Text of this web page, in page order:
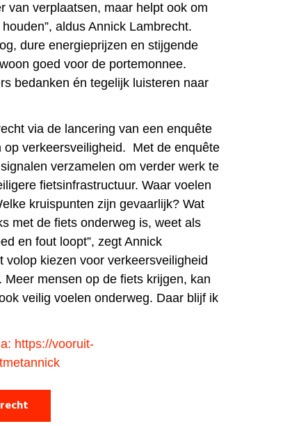
van verplaatsen, maar helpt ook om
aldus Annick Lambrecht.
dure energieprijzen en stijgende
goed voor de portemonnee.
bedanken én tegelijk luisteren naar
via de lancering van een enquête
op verkeersveiligheid. Met de enquête
verzamelen om verder werk te
fietsinfrastructuur. Waar voelen
kruispunten zijn gevaarlijk? Wat
met de fiets onderweg is, weet als
en fout loopt”, zegt Annick
volop kiezen voor verkeersveiligheid
Meer mensen op de fiets krijgen, kan
veilig voelen onderweg. Daar blijf ik
https://vooruit-